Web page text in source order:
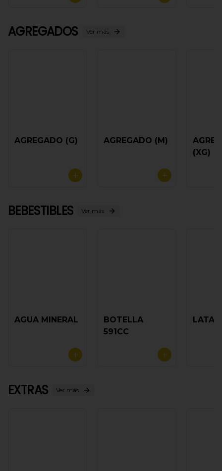
AGREGADOS Ver más
AGREGADO (G) AGREGADO (M)
(XG)
BEBESTIBLES Ver más
AGUA MINERAL
BOTELLA
591CC
LATA
EXTRAS Ver más